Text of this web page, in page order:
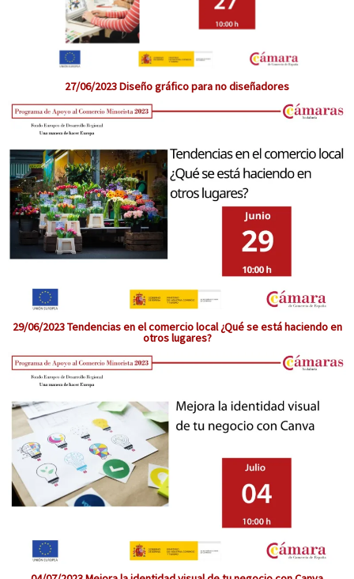
27/06/2023 Diseño gráfico para no diseñadores
29/06/2023 Tendencias en el comercio local ¿Qué se está haciendo en
otros lugares?